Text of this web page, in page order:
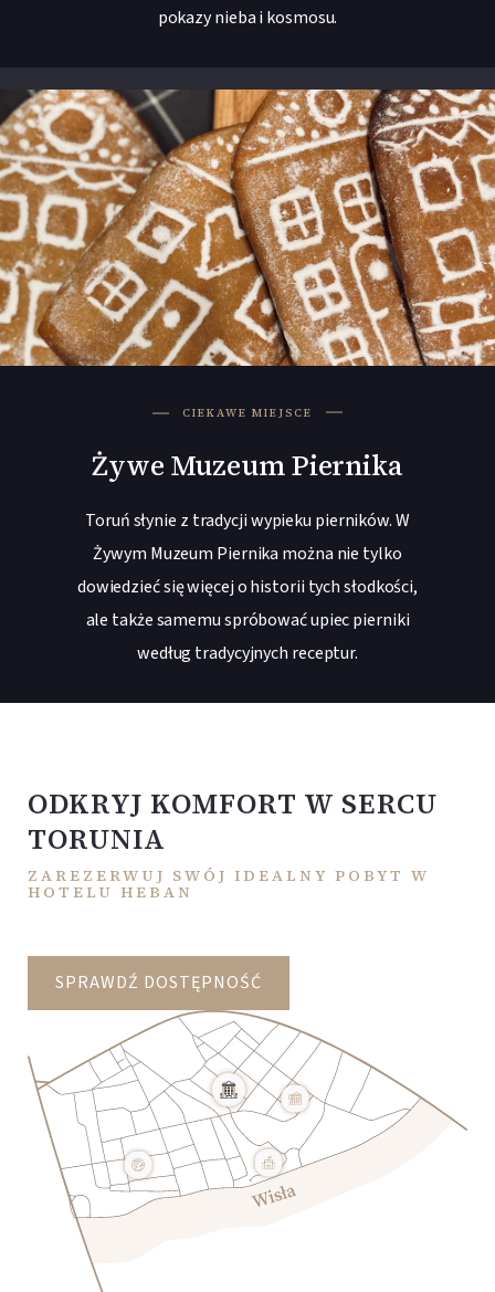
pokazy nieba i kosmosu.
CIEKAWE MIEJSCE
Żywe Muzeum Piernika
Toruń słynie z tradycji wypieku pierników. W
Żywym Muzeum Piernika można nie tylko
dowiedzieć się więcej o historii tych słodkości,
ale także samemu spróbować upiec pierniki
według tradycyjnych receptur.
ODKRYJ KOMFORT W SERCU
TORUNIA
ZAREZERWUJ SWÓJ IDEALNY POBYT W
HOTELU HEBAN
SPRAWDŹ DOSTĘPNOŚĆ